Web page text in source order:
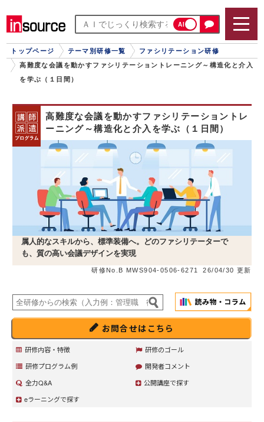
AI
トップページ テーマ別研修一覧
ファシリテーション研修
高難度な会議を動かすファシリテーショントレーニング～構造化と介入
を学ぶ（１日間）
高難度な会議を動かすファシリテーショントレ
ーニング～構造化と介入を学ぶ（１日間）
属人的なスキルから、標準装備へ。どのファシリテーターで
も、質の高い会議デザインを実現
研修No.B MWS904-0506-6271 26/04/30 更新
お問合せはこちら
研修内容・特徴
研修のゴール
研修プログラム例
開発者コメント
全力Q&A
公開講座で探す
eラーニングで探す